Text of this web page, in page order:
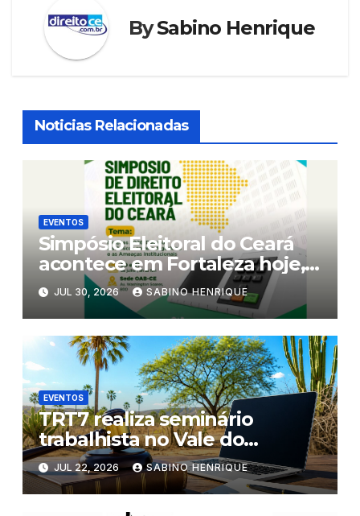
BySabino Henrique
Noticias Relacionadas
EVENTOS
Simpósio Eleitoral do Ceará
acontece em Fortaleza hoje,
5a. feira, e amanhã, 6a.feira
JUL 30, 2026 SABINO HENRIQUE
EVENTOS
TRT7 realiza seminário
trabalhista no Vale do
Jaguaribe
JUL 22, 2026 SABINO HENRIQUE